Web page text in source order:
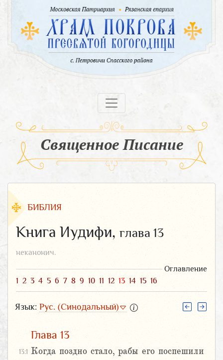
Священное Писание
БИБЛИЯ
Книга Иудифи, глава 13
неканонич.
Оглавление
1 2 3 4 5 6 7 8 9 10 11 12 13 14 15 16
Язык: Рус. (Синодальный)
Глава 13
13:1 Когда поздно стало, рабы его поспешили